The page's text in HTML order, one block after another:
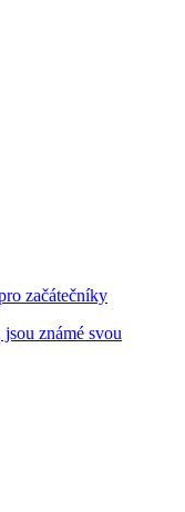
začátečníky
známé svou